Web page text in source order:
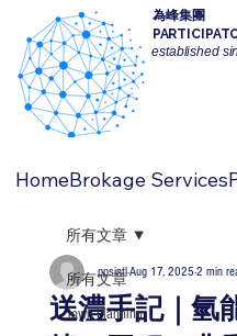
為峰集團
established
HomeBrokage Services
所有文章
Town Planning
所有文章
送澧手記｜氫
ppsintl Aug 17, 2025 2 min